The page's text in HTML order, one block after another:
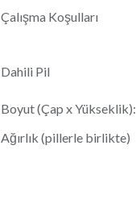
Çalışma Koşulları
Dahili Pil
Boyut (Çap x Yükseklik):
Ağırlık (pillerle birlikte)